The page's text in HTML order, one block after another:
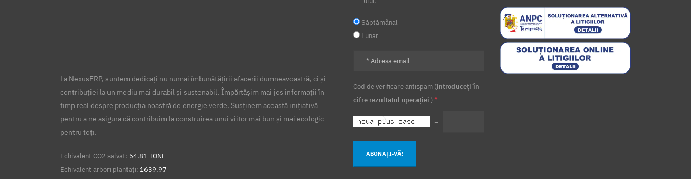
Săptămânal
Lunar
Cod de verificare antispam (introduceți în
cifre rezultatul operației ) *
=
ABONAȚI-VĂ!
La NexusERP, suntem dedicați nu numai îmbunătățirii afacerii dumneavoastră, ci și
contribuției la un mediu mai durabil și sustenabil. Împărtășim mai jos informații în
timp real despre producția noastră de energie verde. Susținem această inițiativă
pentru a ne asigura că contribuim la construirea unui viitor mai bun și mai ecologic
pentru toți.
Echivalent CO2 salvat: 54.81 TONE
Echivalent arbori plantați: 1639.97